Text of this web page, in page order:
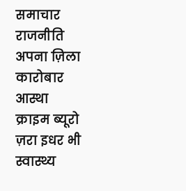
समाचार
राजनीति
अपना ज़िला
कारोबार
आस्था
क्राइम ब्यूरो
ज़रा इधर भी
स्वास्थ्य